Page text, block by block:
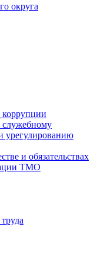
округа
коррупции
служебному
урегулированию
и обязательствах
ТМО